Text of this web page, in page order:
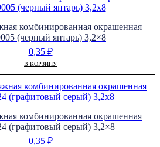
комбинированная окрашенная
(черный янтарь) 3,2×8
0,35 ₽
В КОРЗИНУ
комбинированная окрашенная
(графитовый серый) 3,2×8
0,35 ₽